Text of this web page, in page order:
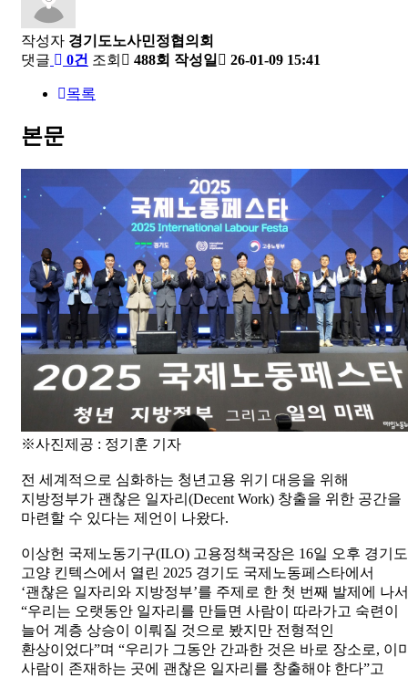
작성자 경기도노사민정협의회
댓글
0건 조회 488회 작성일 26-01-09 15:41
목록
본문
※사진제공 : 정기훈 기자
전 세계적으로 심화하는 청년고용 위기 대응을 위해
지방정부가 괜찮은 일자리(Decent Work) 창출을 위한 공간을
마련할 수 있다는 제언이 나왔다.
이상헌 국제노동기구(ILO) 고용정책국장은 16일 오후 경기도
고양 킨텍스에서 열린 2025 경기도 국제노동페스타에서
‘괜찮은 일자리와 지방정부’를 주제로 한 첫 번째 발제에 나서
“우리는 오랫동안 일자리를 만들면 사람이 따라가고 숙련이
늘어 계층 상승이 이뤄질 것으로 봤지만 전형적인
환상이었다”며 “우리가 그동안 간과한 것은 바로 장소로, 이
사람이 존재하는 곳에 괜찮은 일자리를 창출해야 한다”고